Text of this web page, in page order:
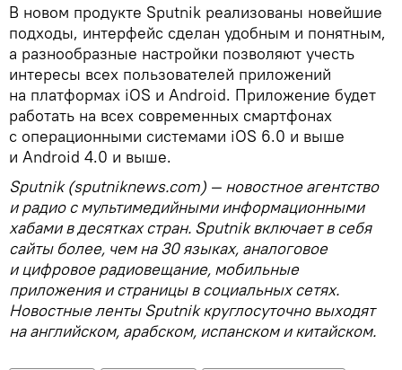
В новом продукте Sputnik реализованы новейшие
подходы, интерфейс сделан удобным и понятным,
а разнообразные настройки позволяют учесть
интересы всех пользователей приложений
на платформах iOS и Android. Приложение будет
работать на всех современных смартфонах
с операционными системами iOS 6.0 и выше
и Android 4.0 и выше.
Sputnik (sputniknews.com) — новостное агентство
и радио с мультимедийными информационными
хабами в десятках стран. Sputnik включает в себя
сайты более, чем на 30 языках, аналоговое
и цифровое радиовещание, мобильные
приложения и страницы в социальных сетях.
Новостные ленты Sputnik круглосуточно выходят
на английском, арабском, испанском и китайском.